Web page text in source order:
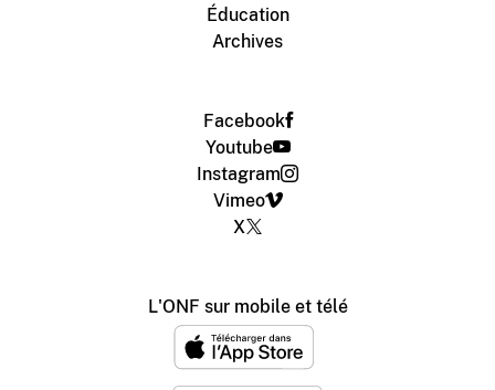
Éducation
Archives
Facebook
Youtube
Instagram
Vimeo
X
L'ONF sur mobile et télé